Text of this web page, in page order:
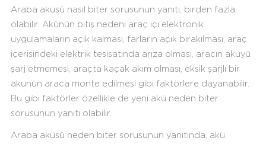
Araba aküsü nasıl biter sorusunun yanıtı, birden fazla
olabilir. Akünün bitiş nedeni araç içi elektronik
uygulamaların açık kalması, farların açık bırakılması, araç
içerisindeki elektrik tesisatında arıza olması, aracın aküyü
şarj etmemesi, araçta kaçak akım olması, eksik şarjlı bir
akünün araca monte edilmesi gibi faktörlere dayanabilir.
Bu gibi faktörler özellikle de yeni akü neden biter
sorusunun yanıtı olabilir.
Araba aküsü neden biter sorusunun yanıtında, akü